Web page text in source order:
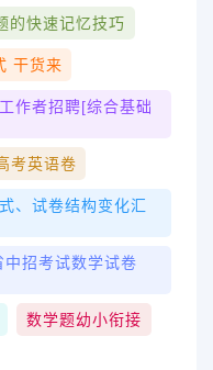
的快速记忆技巧
干货来
作者招聘[综合基础
考英语卷
、试卷结构变化汇
中招考试数学试卷
数学题幼小衔接